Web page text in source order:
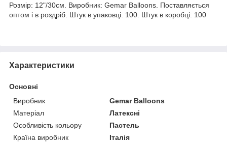
Розмір: 12"/30см. Виробник: Gemar Balloons. Поставляється
оптом і в роздріб. Штук в упаковці: 100. Штук в коробці: 100
Характеристики
Основні
Виробник
Gemar Balloons
Матеріал
Латексні
Особливість кольору
Пастель
Країна виробник
Італія